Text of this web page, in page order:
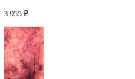
3 955 ₽